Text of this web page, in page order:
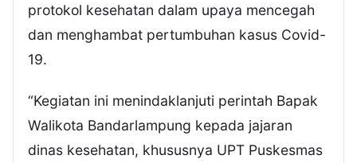
protokol kesehatan dalam upaya mencegah
dan menghambat pertumbuhan kasus Covid-
19.
“Kegiatan ini menindaklanjuti perintah Bapak
Walikota Bandarlampung kepada jajaran
dinas kesehatan, khususnya UPT Puskesmas